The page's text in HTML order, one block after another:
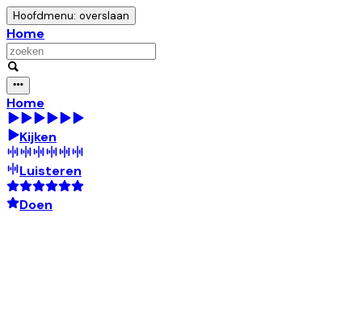
Hoofdmenu: overslaan
Home
Home
Kijken
Luisteren
Doen